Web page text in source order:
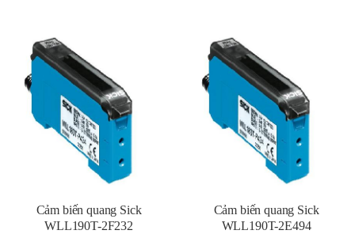
Cảm biến quang Sick
WLL190T-2F232
Cảm biến quang Sick
WLL190T-2E494